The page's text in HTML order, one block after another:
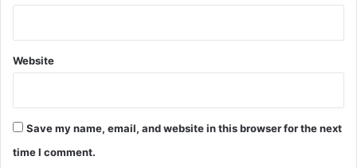
Website
Save my name, email, and website in this browser for the next
time I comment.